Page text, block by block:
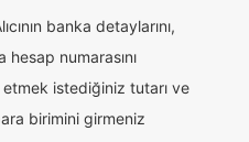
banka detaylarını,
numarasını
istediğiniz tutarı ve
birimini girmeniz